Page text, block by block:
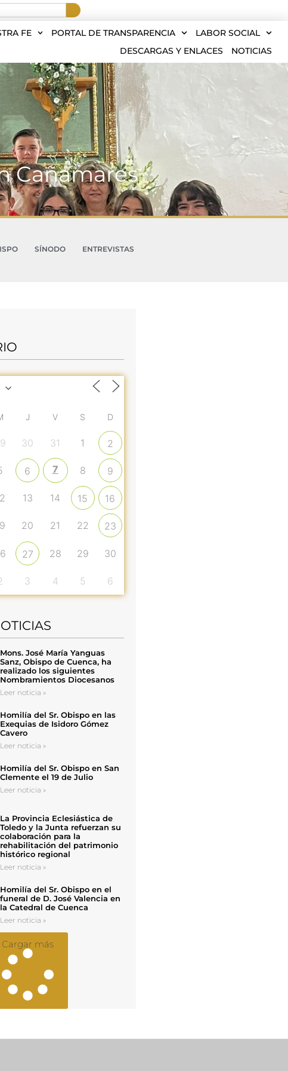
FE PORTAL DE TRANSPARENCIA
LABOR SOCIAL
DESCARGAS Y ENLACES
NOTICIAS
Cañamares
SÍNODO
ENTREVISTAS
J V S D
30 31 1 2
6 7 8 9
13 14 15 16
20 21 22 23
27 28 29 30
3 4 5 6
Mons. José María Yanguas
Sanz, Obispo de Cuenca, ha
realizado los siguientes
Nombramientos Diocesanos
Leer noticia »
Homilía del Sr. Obispo en las
Exequias de Isidoro Gómez
Cavero
Leer noticia »
Homilía del Sr. Obispo en San
Clemente el 19 de Julio
Leer noticia »
La Provincia Eclesiástica de
Toledo y la Junta refuerzan su
colaboración para la
rehabilitación del patrimonio
histórico regional
Leer noticia »
Homilía del Sr. Obispo en el
funeral de D. José Valencia en
la Catedral de Cuenca
Leer noticia »
Cargar más